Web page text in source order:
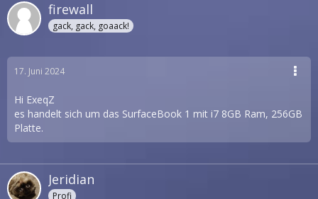
firewall
gack, gack, goaack!
17. Juni 2024
Hi ExeqZ
es handelt sich um das SurfaceBook 1 mit i7 8GB Ram, 256GB
Platte.
Jeridian
Profi